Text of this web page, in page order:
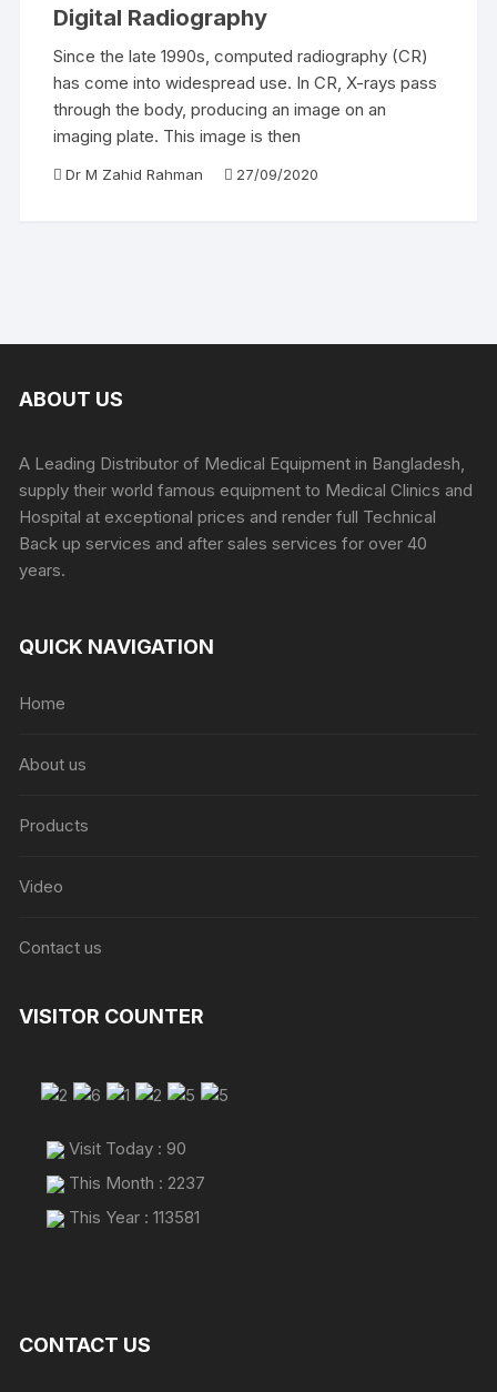
Digital Radiography
Since the late 1990s, computed radiography (CR)
has come into widespread use. In CR, X-rays pass
through the body, producing an image on an
imaging plate. This image is then
Dr M Zahid Rahman 27/09/2020
ABOUT US
A Leading Distributor of Medical Equipment in Bangladesh,
supply their world famous equipment to Medical Clinics and
Hospital at exceptional prices and render full Technical
Back up services and after sales services for over 40
years.
QUICK NAVIGATION
Home
About us
Products
Video
Contact us
VISITOR COUNTER
Visit Today : 90
This Month : 2237
This Year : 113581
CONTACT US